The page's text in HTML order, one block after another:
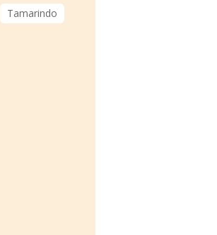
Tamarindo